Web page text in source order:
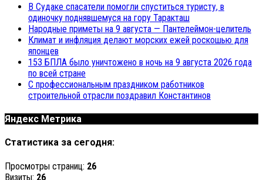
В Судаке спасатели помогли спуститься туристу, в
одиночку поднявшемуся на гору Таракташ
Народные приметы на 9 августа — Пантелеймон-целитель
Климат и инфляция делают морских ежей роскошью для
японцев
153 БПЛА было уничтожено в ночь на 9 августа 2026 года
по всей стране
С профессиональным праздником работников
строительной отрасли поздравил Константинов
Яндекс Метрика
Статистика за сегодня:
Просмотры страниц: 26
Визиты: 26